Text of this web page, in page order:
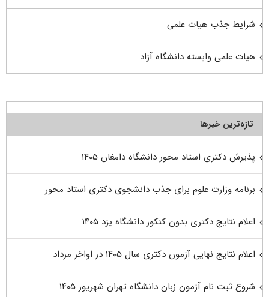
شرایط جذب هیات علمی
هیات علمی وابسته دانشگاه آزاد
تازه‌ترین خبرها
پذیرش دکتری استاد محور دانشگاه دامغان ۱۴۰۵
برنامه وزارت علوم برای جذب دانشجوی دکتری استاد محور
اعلام نتایج دکتری بدون کنکور دانشگاه یزد ۱۴۰۵
اعلام نتایج نهایی آزمون دکتری سال ۱۴۰۵ در اواخر مرداد
شروع ثبت نام آزمون زبان دانشگاه تهران شهریور ۱۴۰۵